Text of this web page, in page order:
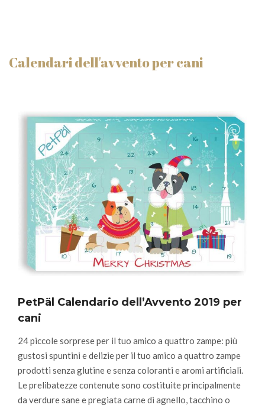
Calendari dell'avvento per cani
PetPäl Calendario dell’Avvento 2019 per
cani
24 piccole sorprese per il tuo amico a quattro zampe: più
gustosi spuntini e delizie per il tuo amico a quattro zampe
prodotti senza glutine e senza coloranti e aromi artificiali.
Le prelibatezze contenute sono costituite principalmente
da verdure sane e pregiata carne di agnello, tacchino o